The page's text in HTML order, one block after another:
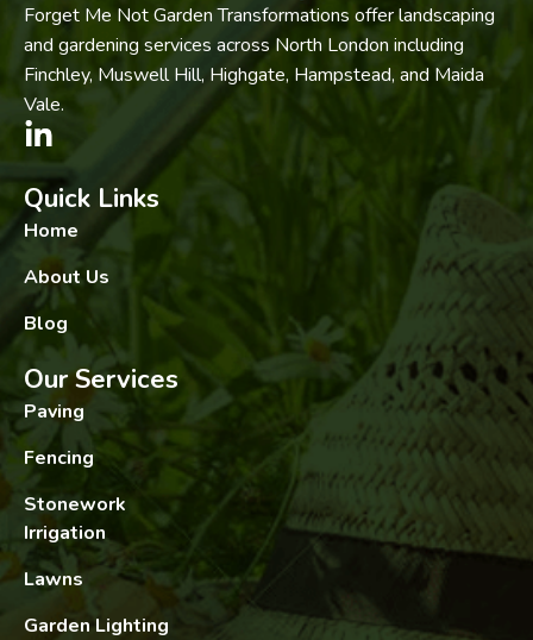
Forget Me Not Garden Transformations offer landscaping
and gardening services across North London including
Finchley, Muswell Hill, Highgate, Hampstead, and Maida
Vale.
Quick Links
Home
About Us
Blog
Our Services
Paving
Fencing
Stonework
Irrigation
Lawns
Garden Lighting